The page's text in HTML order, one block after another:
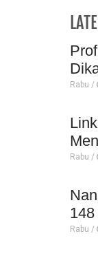
Rabu /
Rabu /
Rabu /